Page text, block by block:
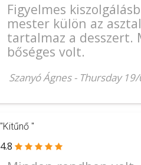
Figyelmes
mester külön az
tartalmaz a desszert.
bőséges volt.
Szanyó Ágnes - Thursday
"Kitűnő "
4.8